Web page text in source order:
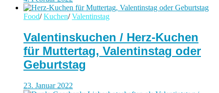
Food/ Kuchen/ Valentinstag
Valentinskuchen / Herz-Kuchen
für Muttertag, Valentinstag oder
Geburtstag
23. Januar 2022